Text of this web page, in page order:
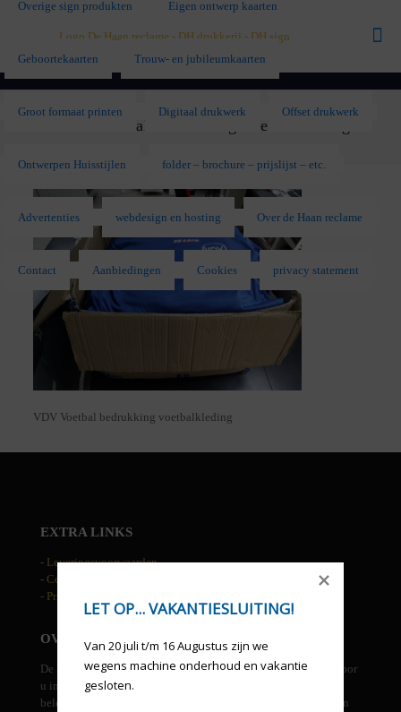
Overige sign produkten Eigen ontwerp kaarten
Geboortekaarten Trouw- en jubileumkaarten
Groot formaat printen Digitaal drukwerk Offset drukwerk
Ontwerpen Huisstijlen folder – brochure – prijslijst – etc.
Advertenties webdesign en hosting Over de Haan reclame
Contact Aanbiedingen Cookies privacy statement
VDV Voetbal bedrukking voetbalkleding
VDV Voetbal bedrukking voetbalkleding
EXTRA LINKS
- Leveringsvoorwaarden
- Cookies
- Privacy statement
OVER DE HAAN RECLAME
De Haan reclame is een allround grafisch bedrijf. We kunnen voor
u in eigen beheer ontwerpen, drukwerk, groot formaat prints,
beletteringen, gevel uitingen, etc. verzorgen. Tevens beheren en
Van 20 juli t/m 16 Augustus zijn we
wegens machine onderhoud en vakantie
gesloten.
LET OP... VAKANTIESLUITING!